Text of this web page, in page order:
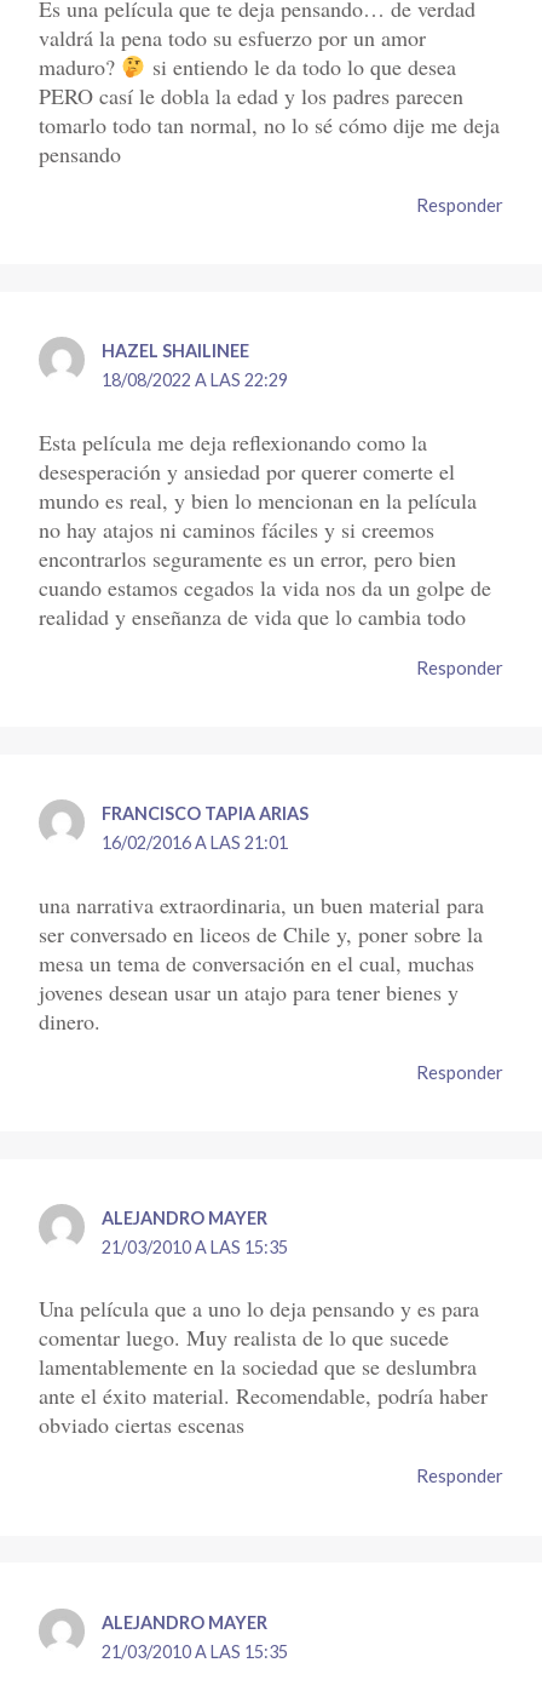
Es una película que te deja pensando… de verdad
valdrá la pena todo su esfuerzo por un amor
maduro?
si entiendo le da todo lo que desea
PERO casí le dobla la edad y los padres parecen
tomarlo todo tan normal, no lo sé cómo dije me deja
pensando
Responder
HAZEL SHAILINEE
18/08/2022 A LAS 22:29
Esta película me deja reflexionando como la
desesperación y ansiedad por querer comerte el
mundo es real, y bien lo mencionan en la película
no hay atajos ni caminos fáciles y si creemos
encontrarlos seguramente es un error, pero bien
cuando estamos cegados la vida nos da un golpe de
realidad y enseñanza de vida que lo cambia todo
Responder
FRANCISCO TAPIA ARIAS
16/02/2016 A LAS 21:01
una narrativa extraordinaria, un buen material para
ser conversado en liceos de Chile y, poner sobre la
mesa un tema de conversación en el cual, muchas
jovenes desean usar un atajo para tener bienes y
dinero.
Responder
ALEJANDRO MAYER
21/03/2010 A LAS 15:35
Una película que a uno lo deja pensando y es para
comentar luego. Muy realista de lo que sucede
lamentablemente en la sociedad que se deslumbra
ante el éxito material. Recomendable, podría haber
obviado ciertas escenas
Responder
ALEJANDRO MAYER
21/03/2010 A LAS 15:35